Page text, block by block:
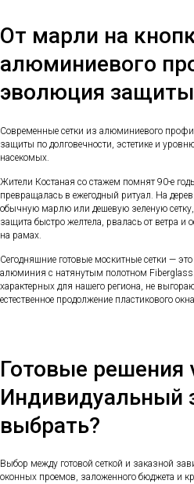
От марли на
алюминиевого
эволюция защиты
Современные сетки из алюминиевого
защиты по долговечности, эстетике и
насекомых.
Жители Костаная со стажем помнят 90-е
превращалась в ежегодный ритуал. На
обычную марлю или дешевую зеленую
защита быстро желтела, рвалась от ветра и
на рамах.
Сегодняшние готовые москитные сетки —
алюминия с натянутым полотном
характерных для нашего региона, не
естественное продолжение пластикового
Готовые решения
Индивидуальный
выбрать?
Выбор между готовой сеткой и заказной
оконных проемов, заложенного бюджета и